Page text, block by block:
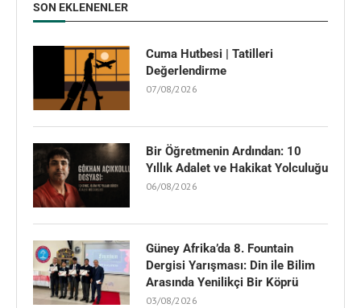
SON EKLENENLER
Cuma Hutbesi | Tatilleri
Değerlendirme
07/08/2026
Bir Öğretmenin Ardından: 10
Yıllık Adalet ve Hakikat Yolculuğu
06/08/2026
Güney Afrika’da 8. Fountain
Dergisi Yarışması: Din ile Bilim
Arasında Yenilikçi Bir Köprü
03/08/2026